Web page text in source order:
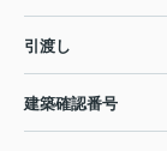
引渡し
建築確認番号